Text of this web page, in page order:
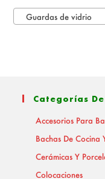
Guardas de vidrio
Categorías
Accesorios Para
Bachas De Cocina
Cerámicas Y
Colocaciones